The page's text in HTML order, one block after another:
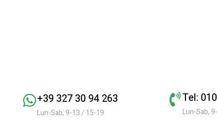
+39 327 30 94 263
Lun-Sab, 9-13 / 15-19
Tel:
Lun-Sab,